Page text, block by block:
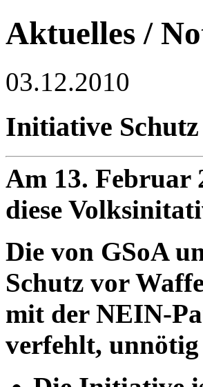
Aktuelles /
03.12.2010
Initiative
Am 13. Februar
diese
Die von GSoA
Schutz vor
mit der NEIN-
verfehlt,